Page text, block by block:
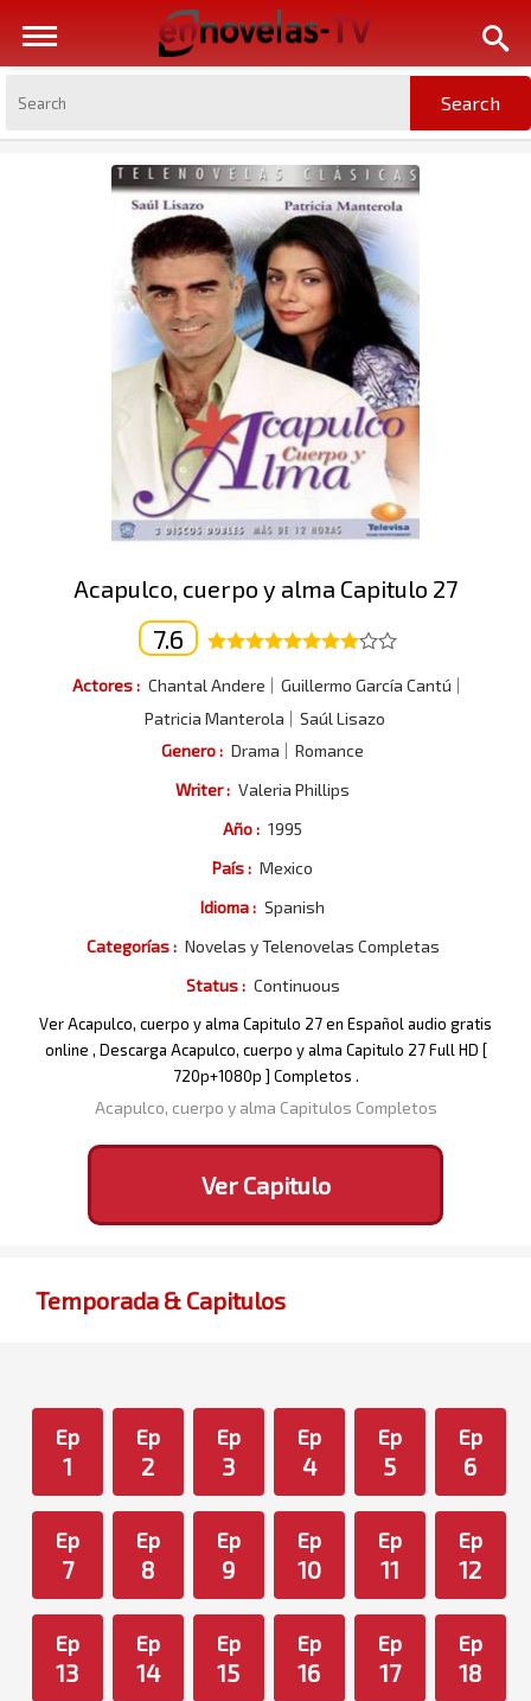
Acapulco, cuerpo y alma Capitulo 27
7.6
Actores : Chantal Andere
Guillermo García Cantú
Patricia Manterola
Saúl Lisazo
Genero : Drama
Romance
Writer : Valeria Phillips
Año : 1995
País : Mexico
Idioma : Spanish
Categorías : Novelas y Telenovelas Completas
Status : Continuous
Ver Acapulco, cuerpo y alma Capitulo 27 en Español audio gratis
online , Descarga Acapulco, cuerpo y alma Capitulo 27 Full HD [
720p+1080p ] Completos .
Acapulco, cuerpo y alma Capitulos Completos
Ver Capitulo
Temporada & Capitulos
Ep
1
Ep
2
Ep
3
Ep
4
Ep
5
Ep
6
Ep
7
Ep
8
Ep
9
Ep
10
Ep
11
Ep
12
Ep
13
Ep
14
Ep
15
Ep
16
Ep
17
Ep
18